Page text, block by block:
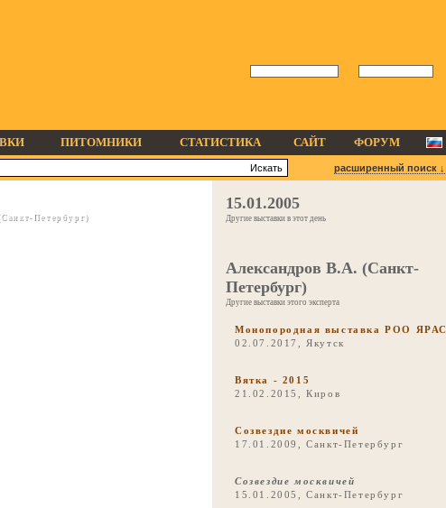
ПИТОМНИКИ СТАТИСТИКА САЙТ ФОРУМ
расширенный поиск ↓
Петербург)
15.01.2005
Другие выставки в этот день
Александров В.А. (Санкт-
Петербург)
Другие выставки этого эксперта
Монопородная выставка РОО ЯРАС
02.07.2017, Якутск
Вятка - 2015
21.02.2015, Киров
Созвездие москвичей
17.01.2009, Санкт-Петербург
Созвездие москвичей
15.01.2005, Санкт-Петербург